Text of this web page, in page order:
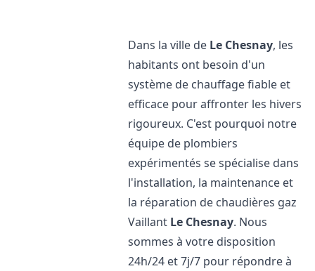
Dans la ville de Le Chesnay, les
habitants ont besoin d'un
système de chauffage fiable et
efficace pour affronter les hivers
rigoureux. C'est pourquoi notre
équipe de plombiers
expérimentés se spécialise dans
l'installation, la maintenance et
la réparation de chaudières gaz
Vaillant Le Chesnay. Nous
sommes à votre disposition
24h/24 et 7j/7 pour répondre à